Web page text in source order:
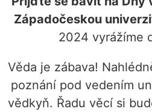
Západočeskou
2024 vyrážíme
Věda je zábava!
poznání pod vedením
vědkyň. Řadu věcí si